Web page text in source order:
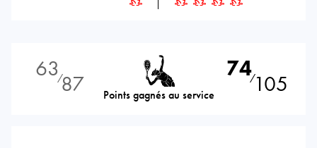
63⁄87 Points gagnés au service
74⁄105